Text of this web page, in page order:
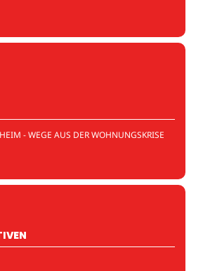
- WEGE AUS DER WOHNUNGSKRISE